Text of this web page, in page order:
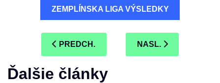
ZEMPLÍNSKA LIGA VÝSLEDKY
PREDCHÁDZAJÚCI ČLÁNOK:
PREDCH. NASLEDUJÚCI
NASL.
Ďalšie články